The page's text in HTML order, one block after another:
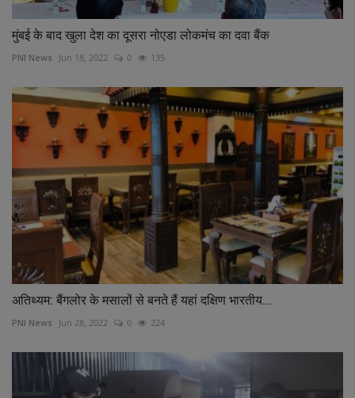
मुंबई के बाद खुला देश का दूसरा नोएडा लोकमंच का दवा बैंक
PNI News Jun 18, 2022 0 135
अतिथ्यम: बैंगलोर के मसालों से बनते हैं यहां दक्षिण भारतीय...
PNI News Jun 28, 2022 0 224